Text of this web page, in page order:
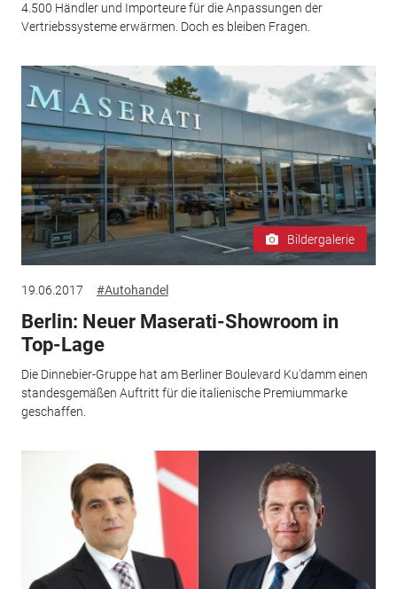
4.500 Händler und Importeure für die Anpassungen der
Vertriebssysteme erwärmen. Doch es bleiben Fragen.
Bildergalerie
19.06.2017 #Autohandel
Berlin: Neuer Maserati-Showroom in
Top-Lage
Die Dinnebier-Gruppe hat am Berliner Boulevard Ku'damm einen
standesgemäßen Auftritt für die italienische Premiummarke
geschaffen.